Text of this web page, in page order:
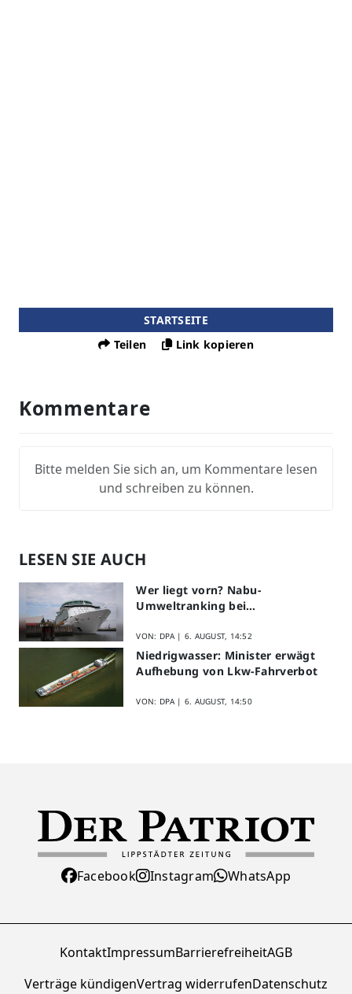
STARTSEITE
Teilen
Link kopieren
Kommentare
Bitte melden Sie sich an, um Kommentare lesen
und schreiben zu können.
LESEN SIE AUCH
Wer liegt vorn? Nabu-
Umweltranking bei
VON: DPA | 6. AUGUST, 14:52
Niedrigwasser: Minister erwägt
Aufhebung von Lkw-Fahrverbot
VON: DPA | 6. AUGUST, 14:50
Facebook Instagram WhatsApp
KontaktImpressumBarrierefreiheitAGB
Verträge kündigenVertrag widerrufenDatenschutz